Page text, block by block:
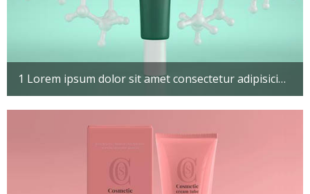
1 Lorem ipsum dolor sit amet consectetur adipisicing elit. Maxime mollitia, molestiae quas vel sint commodi repudiandae consequuntur voluptatum laborum numquam blanditiis harum quisquam